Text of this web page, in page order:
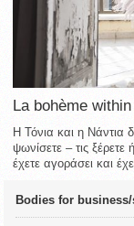
La bohème within
Η Τόνια και η Νάντια
ψωνίσετε – τις
έχετε αγοράσει και
Bodies for